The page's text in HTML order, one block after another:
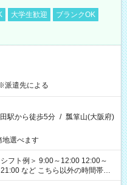
大学生歓迎
ブランクOK
派遣先による
駅から徒歩5分 / 瓢箪山(大阪府)
選べます
以外の時間帯も